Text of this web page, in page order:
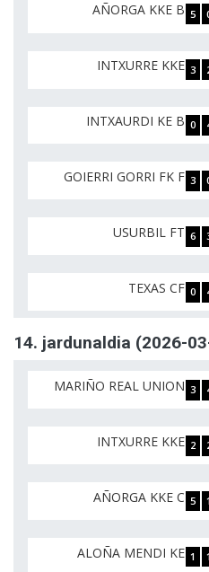
AÑORGA KKE B 5
INTXURRE KKE 3
INTXAURDI KE B 0
GOIERRI GORRI FK F 3
USURBIL FT 6
TEXAS CF 0
14. jardunaldia (2026-
MARIÑO REAL UNION 3
INTXURRE KKE 2
AÑORGA KKE C 5 1
ALOÑA MENDI KE 1 1